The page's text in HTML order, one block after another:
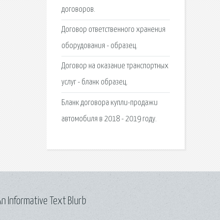
договоров.
Договор ответственного хранения
оборудования - образец.
Договор на оказание транспортных
услуг - бланк образец.
Бланк договора купли-продажи
автомобиля в 2018 - 2019 году.
Informative Text Blurb